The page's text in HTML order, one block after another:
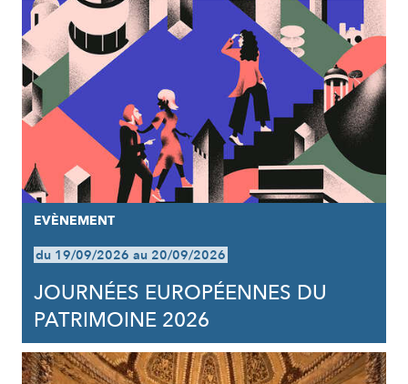
EVÈNEMENT
du 19/09/2026 au 20/09/2026
JOURNÉES EUROPÉENNES DU
PATRIMOINE 2026